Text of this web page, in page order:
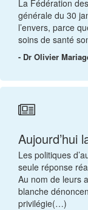
La Fédération
générale du 30
l’envers, parce
soins de santé
- Dr Olivier
Aujourd’hui
Les politiques
seule réponse
Au nom de leurs
blanche
privilégie(…)